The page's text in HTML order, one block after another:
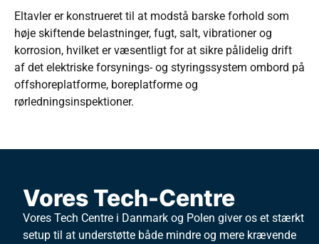
Eltavler er konstrueret til at modstå barske forhold som
høje skiftende belastninger, fugt, salt, vibrationer og
korrosion, hvilket er væsentligt for at sikre pålidelig drift
af det elektriske forsynings- og styringssystem ombord på
offshoreplatforme, boreplatforme og
rørledningsinspektioner.
Vores Tech-Centre
Vores Tech Centre i Danmark og Polen giver os et stærkt
setup til at understøtte både mindre og mere krævende